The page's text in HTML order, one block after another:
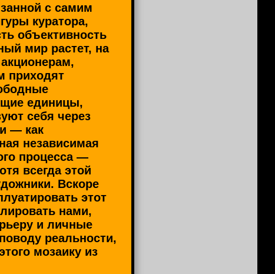
с самим
куратора,
объективность
мир растет, на
приходят
единицы,
себя через
— как
независимая
процесса —
всегда этой
Вскоре
этот
нами,
и личные
реальности,
мозаику из